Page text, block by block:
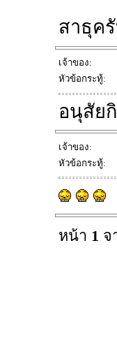
สาธุค
เจ้าของ:
หัวข้อกระทู้:
อนุสัย
เจ้าของ:
หัวข้อกระทู้:
หน้า 1 จ